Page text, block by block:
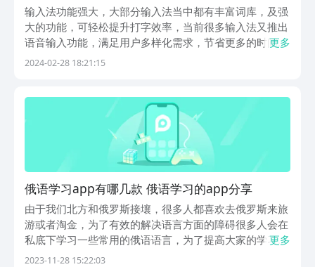
输入法功能强大，大部分输入法当中都有丰富词库，及强
大的功能，可轻松提升打字效率，当前很多输入法又推出
语音输入功能，满足用户多样化需求，节省更多的时间。
那么输入法软件哪个最好？此类型app支持多种输入方
更多
2024-02-28 18:21:15
俄语学习app有哪几款 俄语学习的app分享
由于我们北方和俄罗斯接壤，很多人都喜欢去俄罗斯来旅
游或者淘金，为了有效的解决语言方面的障碍很多人会在
私底下学习一些常用的俄语语言，为了提高大家的学习效
率，今天小编给大家带来俄语学习app有哪些，为大家分
更多
2023-11-28 15:22:03